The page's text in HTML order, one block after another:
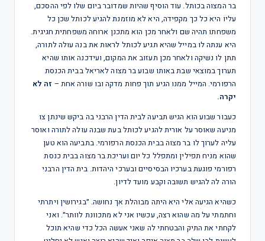
בר המצוה בכותל. עוד הוסיף שהיות שמדובר ביום שלו לפי ההסכם,
עליו היא כל כך מקפידה, היא לא מוזמנת להגיע לכותל שכן כל
משפחתו תהיה שם ולאחר מכן הוא מתכנן ארוחה משפחתית חגיגית.
היא ענתה לו במייל שהיא תגיע לכותל לראות את בנה עולה לתורה,
תתן לו נשיקה ולאחר מכן תעזוב את המקום, ועידכנה אותו שהיא
תערוך במוצאי שבת באותו שבוע בר מצוה לאריאל בבית הכנסת
הרפורמי. המייל ממנו הגיע תוך פחות מדקה ובו שורה אחת – זה לא
יקרה.
כעבור שבוע הוא הגיש תביעה לבית הדין הרבני בה ביקש שינתן צו
מניעה שאוסר על אורית להגיע לכותל בעת שבנה עולה לתורה ואוסר
עליה לערוך לו בר מצוה בבית הכנסת הרפורמי. בתביעה הוא טען
שהוא מניח תפילין ומתפלל כל יום ועריכת בר מצוה בבית כנסת
רפורמי פוגעת בערכיו הבסיסיים ובערכי היהדות. בית הדין הרבני
הורה לה להגיש תשובה וקבע מועד לדיון.
כשהיא הגיעה אלי היא היתה מבוהלת אך נחושה. ״בגירושין ויתרתי
וחתמתי על מה שהוא רצה, עכשיו אני לא מתכוונת לוותר״. ואני
לקחתי את התיק והבטחתי לה שאני אעשה הכל כדי שהיא תוכל